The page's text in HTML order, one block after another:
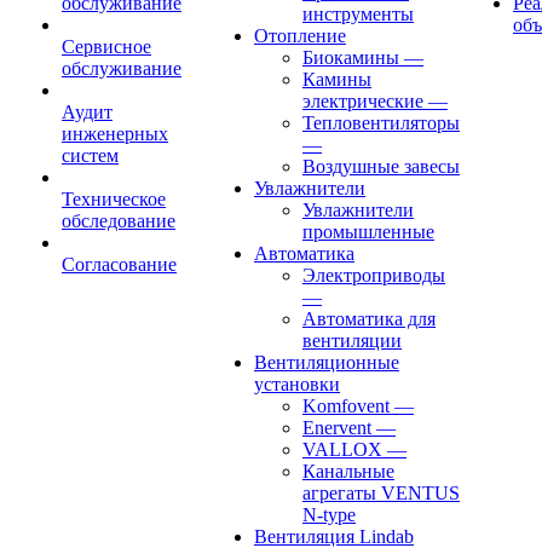
Сервисное
обслуживание
Аудит
инженерных
систем
Техническое
обследование
Согласование
инструменты
Отопление
Биокамины —
Камины
электрические —
Тепловентиляторы
—
Воздушные завесы
Увлажнители
Увлажнители
промышленные
Автоматика
Электроприводы
—
Автоматика для
вентиляции
Вентиляционные
установки
Komfovent —
Enervent —
VALLOX —
Канальные
агрегаты VENTUS
N-type
Вентиляция Lindab